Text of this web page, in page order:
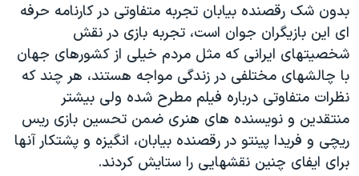
بدون شک رقصنده بیابان تجربه متفاوتی در کارنامه حرفه
ای این بازیگران جوان است، تجربه بازی در نقش
شخصیتهای ایرانی که مثل مردم خیلی از کشورهای جهان
با چالشهای مختلفی در زندگی مواجه هستند، هر چند که
نظرات متفاوتی درباره فیلم مطرح شده ولی بیشتر
منتقدین و نویسنده های هنری ضمن تحسین بازی ریس
ریچی و فریدا پینتو در رقصنده بیابان، انگیزه و پشتکار آنها
برای ایفای چنین نقشهایی را ستایش کردند.